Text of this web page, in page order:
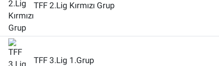
TFF 2.Lig Kırmızı Grup
TFF 3.Lig 1.Grup